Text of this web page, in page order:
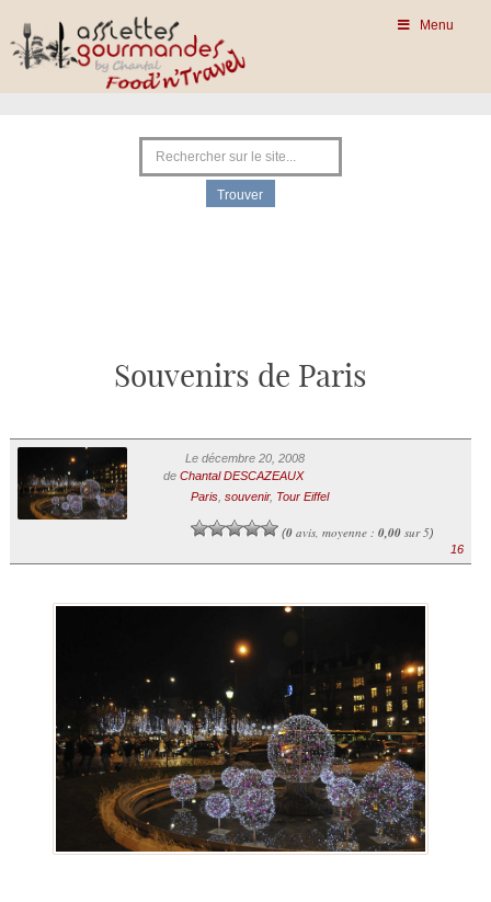
Menu
Souvenirs de Paris
Le décembre 20, 2008
de Chantal DESCAZEAUX
Paris, souvenir, Tour Eiffel
(0avis, moyenne : 0,00sur 5)
16